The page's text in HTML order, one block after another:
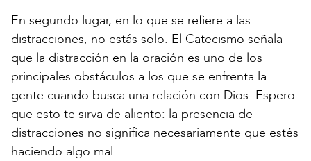
En segundo lugar, en lo que se refiere a las
distracciones, no estás solo. El Catecismo señala
que la distracción en la oración es uno de los
principales obstáculos a los que se enfrenta la
gente cuando busca una relación con Dios. Espero
que esto te sirva de aliento: la presencia de
distracciones no significa necesariamente que estés
haciendo algo mal.